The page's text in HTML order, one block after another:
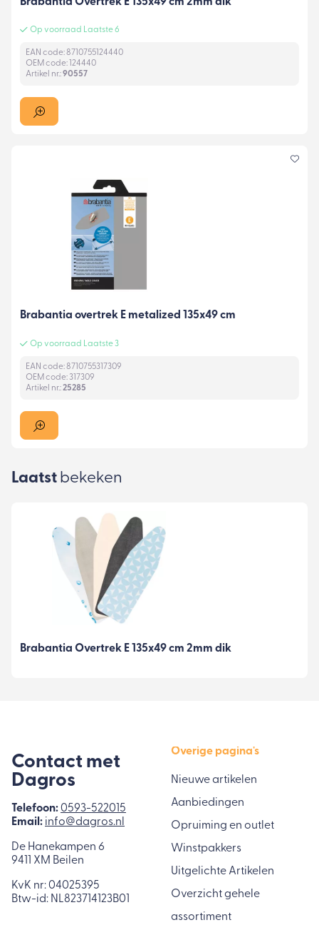
Op voorraad Laatste 6
EAN code: 8710755124440
OEM code: 124440
Artikel nr.:90557
Brabantia overtrek E metalized 135x49 cm
Op voorraad Laatste 3
EAN code: 8710755317309
OEM code: 317309
Artikel nr.:25285
Laatst bekeken
Brabantia Overtrek E 135x49 cm 2mm dik
Contact met
Dagros
Telefoon:0593-522015
Email: info@dagros.nl
De Hanekampen 6
9411 XM Beilen
KvK nr: 04025395
Btw-id: NL823714123B01
Overige pagina's
Nieuwe artikelen
Aanbiedingen
Opruiming en outlet
Winstpakkers
Uitgelichte Artikelen
Overzicht gehele
assortiment